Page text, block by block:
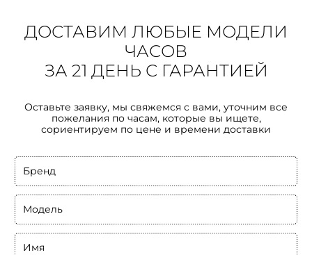
ДОСТАВИМ ЛЮБЫЕ МОДЕЛИ
ЧАСОВ
ЗА 21 ДЕНЬ С ГАРАНТИЕЙ
Оставьте заявку, мы свяжемся с вами, уточним все
пожелания по часам, которые вы ищете,
сориентируем по цене и времени доставки
Бренд
Модель
Имя